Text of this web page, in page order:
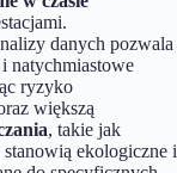
danych pozwala
natychmiastowe
ryzyko
większą
, takie jak
ekologiczne i